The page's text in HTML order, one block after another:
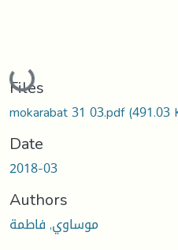
Loading...
Files
mokarabat 31 03.pdf(491.03
Date
2018-03
Authors
موساوي, فاطمة